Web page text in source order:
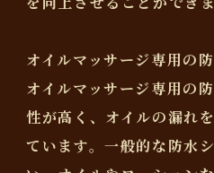
オイルマッサージ専用の
オイルマッサージ専用の
性が高く、オイルの漏れ
ています。一般的な防水